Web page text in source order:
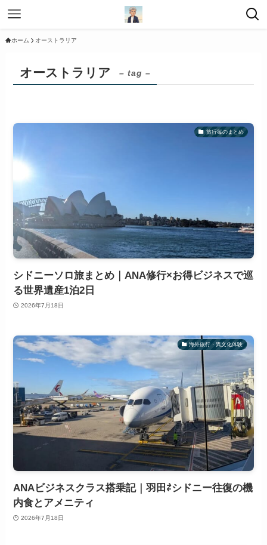
ホーム オーストラリア
オーストラリア – tag –
旅行毎のまとめ
シドニーソロ旅まとめ｜ANA修行×お得ビジネスで巡
る世界遺産1泊2日
2026年7月18日
海外旅行・異文化体験
ANAビジネスクラス搭乗記｜羽田⇄シドニー往復の機
内食とアメニティ
2026年7月18日